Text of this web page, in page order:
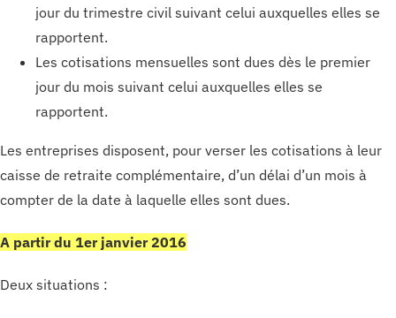
jour du trimestre civil suivant celui auxquelles elles se
rapportent.
Les cotisations mensuelles sont dues dès le premier
jour du mois suivant celui auxquelles elles se
rapportent.
Les entreprises disposent, pour verser les cotisations à leur
caisse de retraite complémentaire, d’un délai d’un mois à
compter de la date à laquelle elles sont dues.
A partir du 1er janvier 2016
Deux situations :